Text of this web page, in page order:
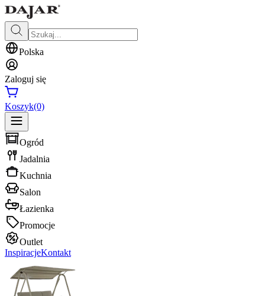
Polska
Zaloguj się
Koszyk(0)
Ogród
Jadalnia
Kuchnia
Salon
Łazienka
Promocje
Outlet
InspiracjeKontakt